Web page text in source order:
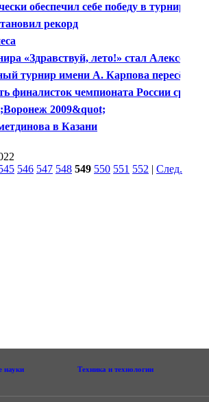
обеспечил себе победу в турнире
рекорд
«Здравствуй, лето!» стал Алексей
турнир имени А. Карпова пересёк
финалисток чемпионата России среди
2009&quot;
в Казани
546 547 548 549 550 551 552 | След.
науки Техника и технологии